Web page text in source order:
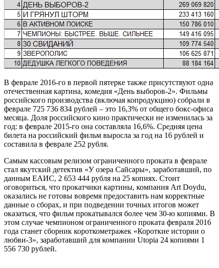
В феврале 2016-го в первой пятерке также присутствуют одна
отечественная картина, комедия «День выборов-2». Фильмы
российского производства (включая копродукцию) собрали в
феврале 725 736 834 рублей – это 16,3% от общего бокс-офиса
месяца. Доля российского кино практически не изменилась за
год: в феврале 2015-го она составляла 16,6%. Средняя цена
билета на российский фильм выросла за год на 16 рублей и
составила в феврале 252 рубля.
Самым кассовым релизом ограниченного проката в феврале
стал якутский детектив «У озера Сайсары», заработавший, по
данным ЕАИС, 2 653 444 рубля на 25 копиях. Стоит
оговориться, что прокатчики картины, компания Art Doydu,
оказались не готовы вовремя предоставить нам корректные
данные о сборах, и при подведении точных итогов может
оказаться, что фильм прокатывался более чем 30-ю копиями. В
этом случае чемпионом ограниченного проката февраля 2016
года станет сборник короткометражек «Короткие истории о
любви-3», заработавший для компании Utopia 24 копиями 1
556 730 рублей.